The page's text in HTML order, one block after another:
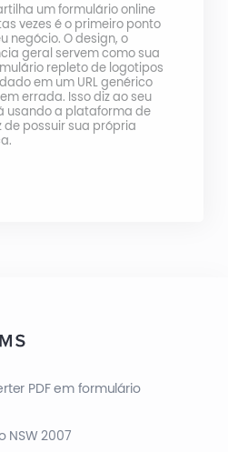
um formulário online
vezes é o primeiro ponto
negócio. O design, o
geral servem como sua
repleto de logotipos
em um URL genérico
errada. Isso diz ao seu
usando a plataforma de
de possuir sua própria
PDF em formulário
NSW 2007